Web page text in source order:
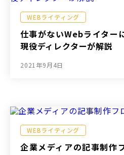
WEBライティング
仕事がないWebライター
現役ディレクターが解説
2021年9月4日
WEBライティング
企業メディアの記事制作